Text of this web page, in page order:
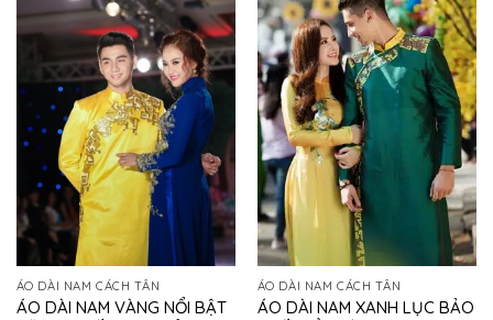
ÁO DÀI NAM CÁCH TÂN
ÁO DÀI NAM VÀNG NỔI BẬT
ÁO DÀI NAM CÁCH TÂN
ÁO DÀI NAM XANH LỤC BẢO